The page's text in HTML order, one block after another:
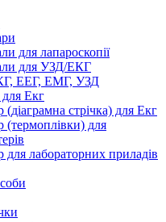
для лапароскопії
для УЗД/ЕКГ
ЕЕГ, ЕМГ, УЗД
Екг
(діаграмна стрічка) для Екг
(термоплівки) для
для лабораторних приладів